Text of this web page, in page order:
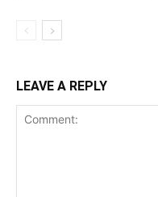
LEAVE A REPLY